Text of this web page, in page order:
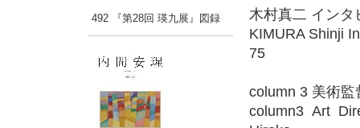
492 『第28回 瑛九展』図録
木村真二 インタ
KIMURA Shinji
75
column 3 美術
column3 Art